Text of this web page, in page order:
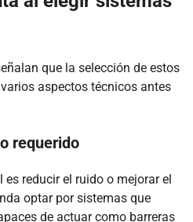
que la selección de estos
aspectos técnicos antes
requerido
reducir el ruido o mejorar el
optar por sistemas que
de actuar como barreras